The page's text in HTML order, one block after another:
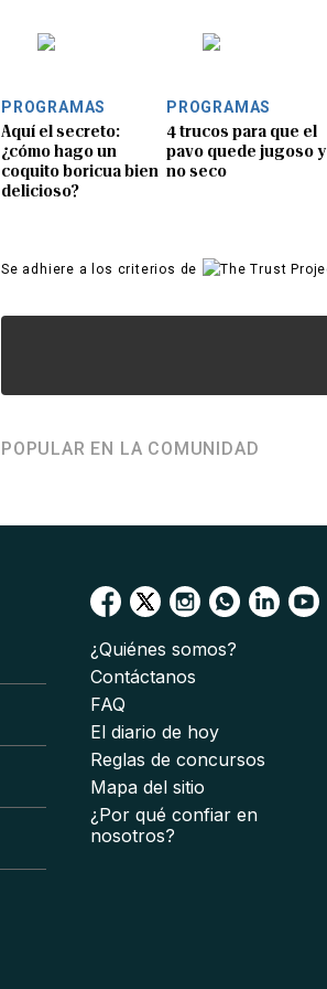
PROGRAMAS
Aquí el secreto:
¿cómo hago un
coquito boricua bien
delicioso?
PROGRAMAS
4 trucos para que el
pavo quede jugoso y
no seco
Se adhiere a los criterios de
POPULAR EN LA COMUNIDAD
¿Quiénes somos?
Contáctanos
FAQ
El diario de hoy
Reglas de concursos
Mapa del sitio
¿Por qué confiar en
nosotros?